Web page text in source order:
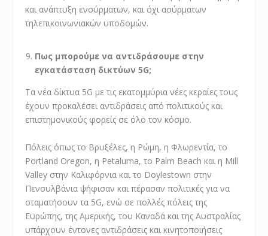
και ανάπτυξη ενσύρματων, και όχι ασύρματων
τηλεπικοινωνιακών υποδομών.
Πως μπορούμε να αντιδράσουμε στην
εγκατάσταση δικτύων 5G;
Τα νέα δίκτυα 5G με τις εκατομμύρια νέες κεραίες τους
έχουν προκαλέσει αντιδράσεις από πολιτικούς και
επιστημονικούς φορείς σε όλο τον κόσμο.
Πόλεις όπως το Βρυξέλες, η Ρώμη, η Φλωρεντία, το
Portland Oregon, η Petaluma, το Palm Beach και η Mill
Valley στην Καλιφόρνια και το Doylestown στην
Πενσυλβάνια ψήφισαν και πέρασαν πολιτικές για να
σταματήσουν τα 5G, ενώ σε πολλές πόλεις της
Ευρώπης, της Αμερικής, του Καναδά και της Αυστραλίας
υπάρχουν έντονες αντιδράσεις και κινητοποιήσεις